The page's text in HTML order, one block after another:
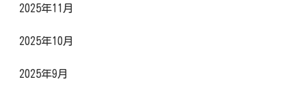
2025年11月
2025年10月
2025年9月